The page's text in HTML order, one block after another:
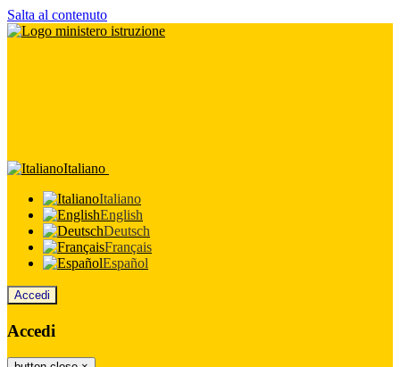
Salta al contenuto
Italiano
Italiano
English
Deutsch
Français
Español
Accedi
Accedi